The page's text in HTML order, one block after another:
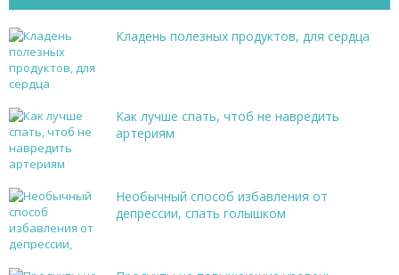
Кладень полезных продуктов, для сердца
Как лучше спать, чтоб не навредить
артериям
Необычный способ избавления от
депрессии, спать голышком